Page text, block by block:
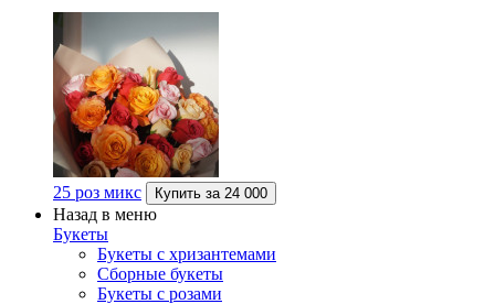
25 роз микс Купить за 24 000
Назад в меню
Букеты
Букеты с хризантемами
Сборные букеты
Букеты с розами